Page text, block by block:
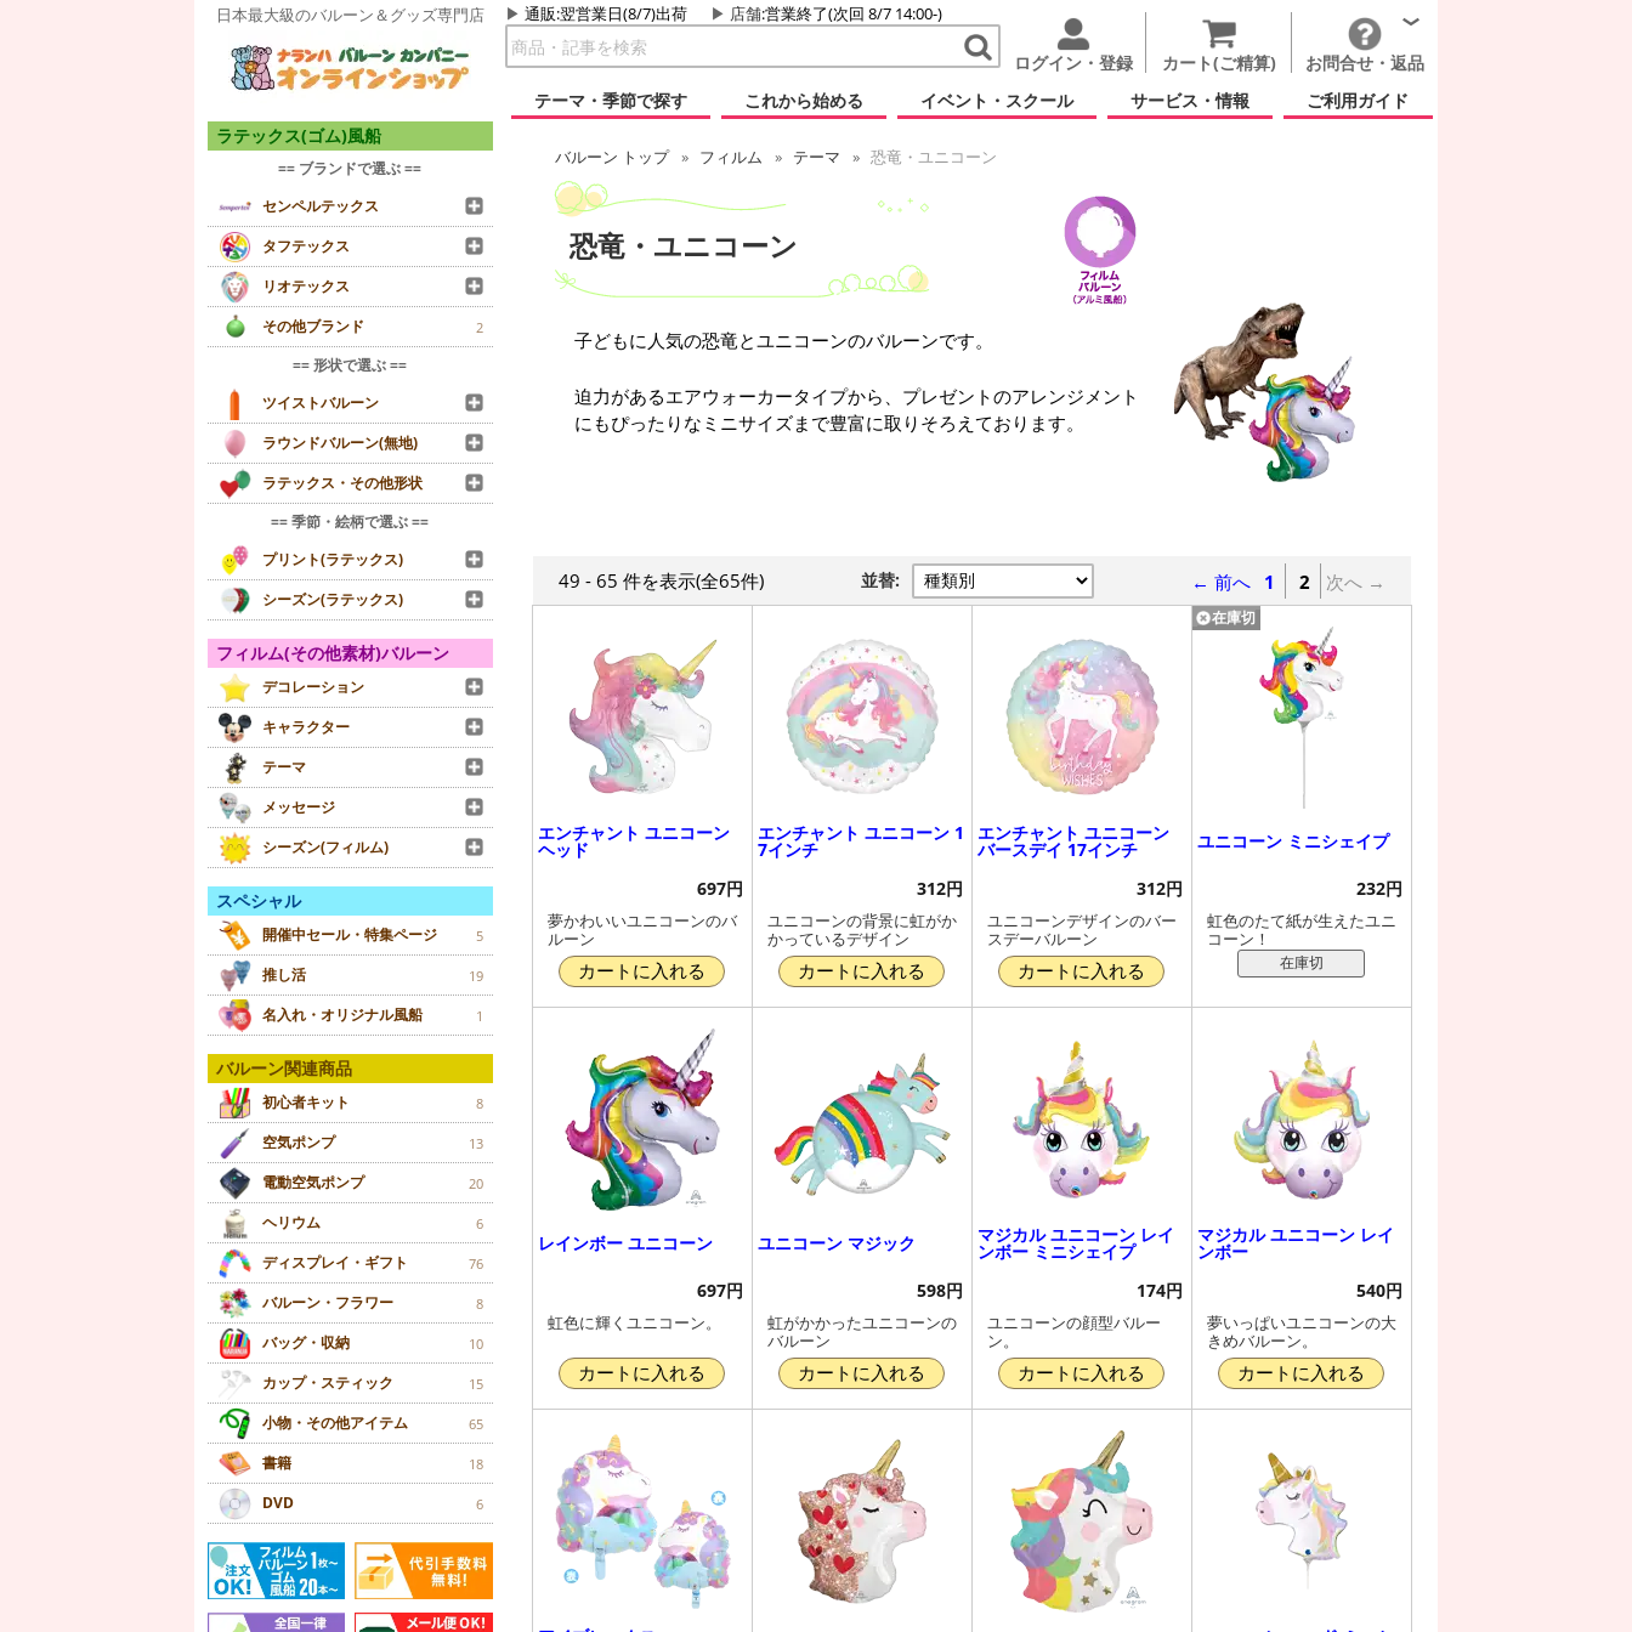
日本最大級のバルーン＆グッズ専門店 通販:翌営業日(8/7)出荷 店舗:営業終了(次回 8/7 14:00-)
ログイン・登録 カート(ご精算)
お問合せ・返品
テーマ・季節で探す
これから始める イベント・スクール サービス・情報 ご利用ガイド
ラテックス(ゴム)風船
== ブランドで選ぶ ==
センペルテックス
タフテックス
リオテックス
その他ブランド
2
== 形状で選ぶ ==
ツイストバルーン
ラウンドバルーン(無地)
ラテックス・その他形状
== 季節・絵柄で選ぶ ==
プリント(ラテックス)
シーズン(ラテックス)
フィルム(その他素材)バルーン
デコレーション
キャラクター
テーマ
メッセージ
シーズン(フィルム)
スペシャル
開催中セール・特集ページ 5
推し活 19
名入れ・オリジナル風船 1
バルーン関連商品
初心者キット 8
空気ポンプ 13
電動空気ポンプ 20
ヘリウム 6
ディスプレイ・ギフト 76
バルーン・フラワー 8
バッグ・収納 10
カップ・スティック 15
小物・その他アイテム 65
書籍 18
DVD 6
バルーン トップ フィルム テーマ 恐竜・ユニコーン
恐竜・ユニコーン
子どもに人気の恐竜とユニコーンのバルーンです。
迫力があるエアウォーカータイプから、プレゼントのアレンジメント
にもぴったりなミニサイズまで豊富に取りそろえております。
49 - 65 件を表示(全65件) 並替: ← 前へ 1 2 次へ →
エンチャント ユニコーン
ヘッド
697円
夢かわいいユニコーンのバ
ルーン
カートに入れる
エンチャント ユニコーン 1
7インチ
312円
ユニコーンの背景に虹がか
かっているデザイン
カートに入れる
エンチャント ユニコーン
バースデイ 17インチ
312円
ユニコーンデザインのバー
スデーバルーン
カートに入れる
在庫切
ユニコーン ミニシェイプ
232円
虹色のたて紙が生えたユニ
コーン！
在庫切
レインボー ユニコーン
697円
虹色に輝くユニコーン。
カートに入れる
ユニコーン マジック
598円
虹がかかったユニコーンの
バルーン
カートに入れる
マジカル ユニコーン レイ
ンボー ミニシェイプ
174円
ユニコーンの顔型バルー
ン。
カートに入れる
マジカル ユニコーン レイ
ンボー
540円
夢いっぱいユニコーンの大
きめバルーン。
カートに入れる